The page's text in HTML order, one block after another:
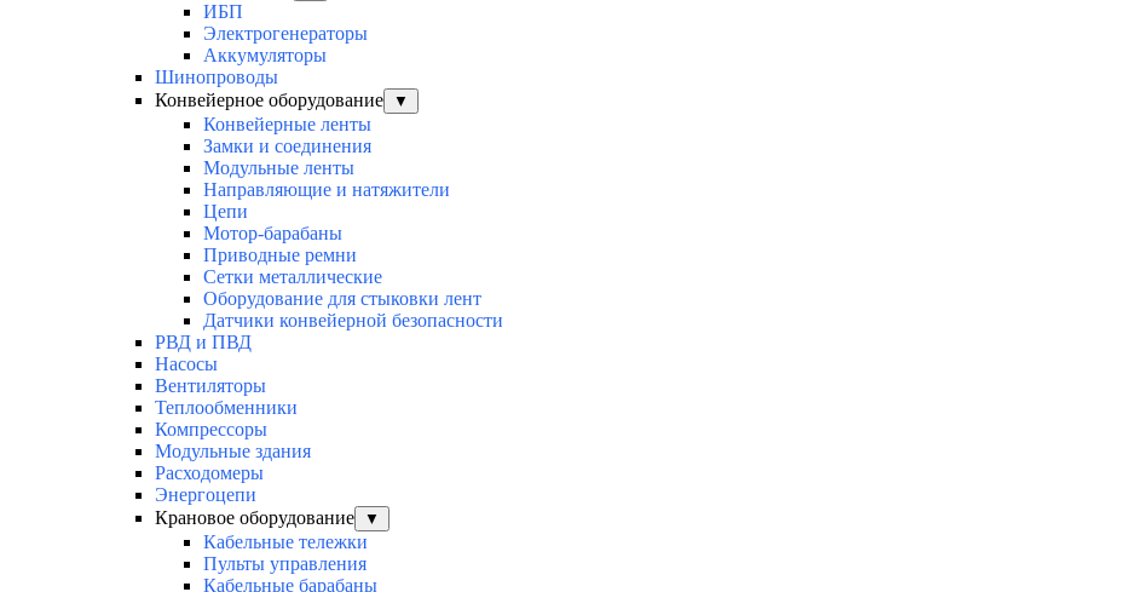
ИБП
Электрогенераторы
Аккумуляторы
Шинопроводы
Конвейерное оборудование
▼
Конвейерные ленты
Замки и соединения
Модульные ленты
Направляющие и натяжители
Цепи
Мотор-барабаны
Приводные ремни
Сетки металлические
Оборудование для стыковки лент
Датчики конвейерной безопасности
РВД и ПВД
Насосы
Вентиляторы
Теплообменники
Компрессоры
Модульные здания
Расходомеры
Энергоцепи
Крановое оборудование
▼
Кабельные тележки
Пульты управления
Кабельные барабаны